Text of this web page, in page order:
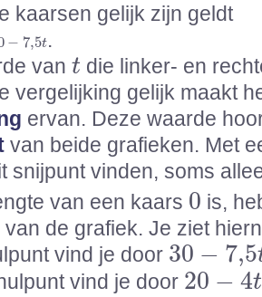
kaarsen gelijk zijn geldt
− 7,5t.
van t
t die linker- en
vergelijking gelijk maakt
ervan. Deze waarde
van beide grafieken. Met
snijpunt vinden, soms
van een kaars 0
0 is,
van de grafiek. Je ziet
vind je door 30 − 7,5
30-7,5t
vind je door 20 − 4t
20 4 t=